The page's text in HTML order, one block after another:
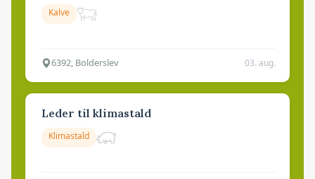
Kalve
6392, Bolderslev 03. aug.
Leder til klimastald
Klimastald